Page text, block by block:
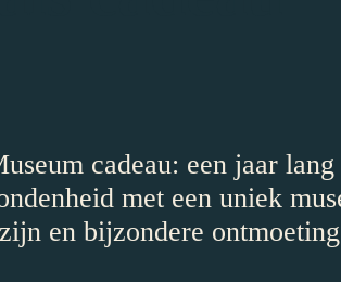
cadeau: een jaar lang
met een uniek
en bijzondere